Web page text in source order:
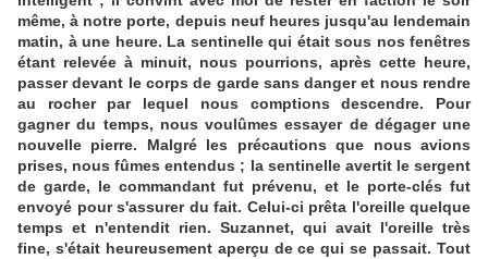
même, à notre porte, depuis neuf heures jusqu'au lendemain
matin, à une heure. La sentinelle qui était sous nos fenêtres
étant relevée à minuit, nous pourrions, après cette heure,
passer devant le corps de garde sans danger et nous rendre
au rocher par lequel nous comptions descendre. Pour
gagner du temps, nous voulûmes essayer de dégager une
nouvelle pierre. Malgré les précautions que nous avions
prises, nous fûmes entendus ; la sentinelle avertit le sergent
de garde, le commandant fut prévenu, et le porte-clés fut
envoyé pour s'assurer du fait. Celui-ci prêta l'oreille quelque
temps et n'entendit rien. Suzannet, qui avait l'oreille très
fine, s'était heureusement aperçu de ce qui se passait. Tout